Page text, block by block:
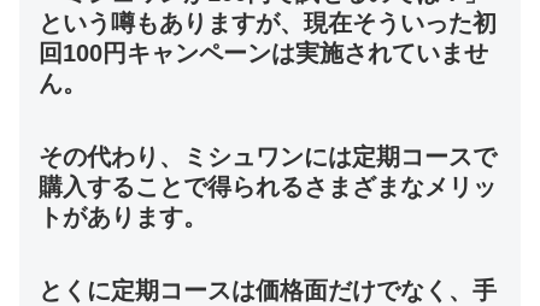
という噂もありますが、現在そういった初
回100円キャンペーンは実施されていませ
ん。
その代わり、ミシュワンには定期コースで
購入することで得られるさまざまなメリッ
トがあります。
とくに定期コースは価格面だけでなく、手